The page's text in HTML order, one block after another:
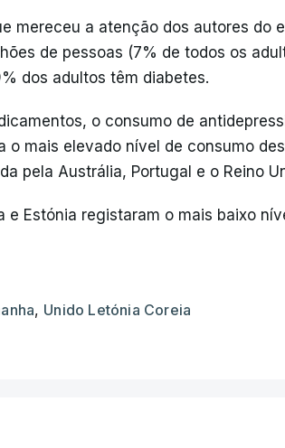
mereceu a atenção dos autores do
de pessoas (7% de todos os
dos adultos têm diabetes.
o consumo de
o mais elevado nível de consumo
pela Austrália, Portugal e o Reino
e Estónia registaram o mais baixo
, Unido Letónia Coreia